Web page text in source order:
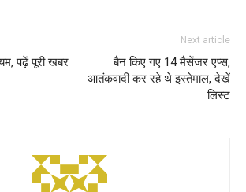
पढ़ें पूरी खबर
Next article
बैन किए गए 14 मैसेंजर एप्स,
आतंकवादी कर रहे थे इस्तेमाल, देखें
लिस्ट